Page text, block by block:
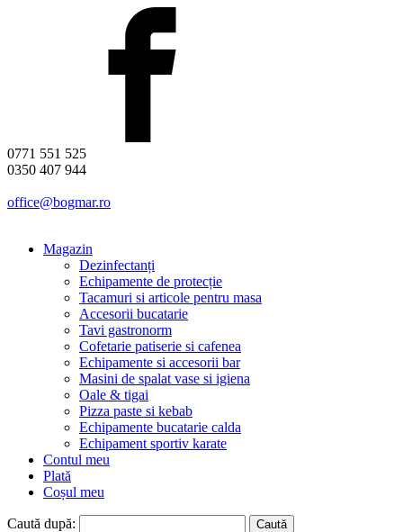
0771 551 525
0350 407 944
office@bogmar.ro
Magazin
Dezinfectanți
Echipamente de protecție
Tacamuri si articole pentru masa
Accesorii bucatarie
Tavi gastronorm
Cofetarie patiserie si cafenea
Echipamente si accesorii bar
Masini de spalat vase si igiena
Oale & tigai
Pizza paste si kebab
Echipamente bucatarie calda
Echipament sportiv karate
Contul meu
Plată
Coșul meu
Caută după: